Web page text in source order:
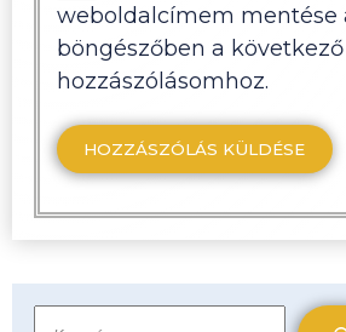
weboldalcímem mentése
böngészőben a következő
hozzászólásomhoz.